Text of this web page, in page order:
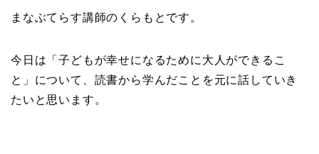
まなぶてらす講師のくらもとです。
今日は「子どもが幸せになるために大人ができるこ
と」について、読書から学んだことを元に話していき
たいと思います。